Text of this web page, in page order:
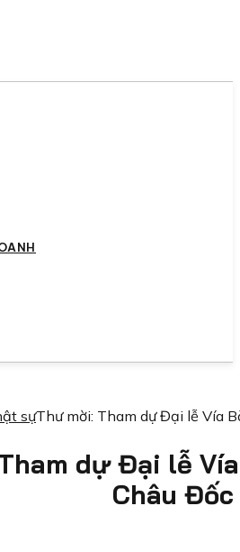
sựThư mời: Tham dự Đại lễ Vía
dự Đại lễ
Châu